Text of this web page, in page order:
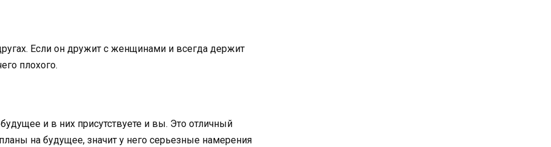
Если он дружит с женщинами и всегда держит
плохого.
и в них присутствуете и вы. Это отличный
на будущее, значит у него серьезные намерения